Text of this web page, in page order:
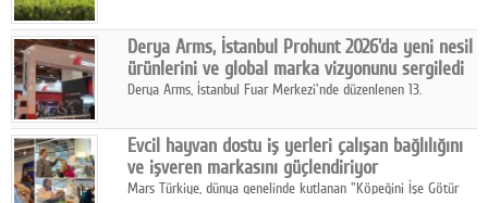
Midilli hattının resmi açılışı gerçekleştirildi.
Derya Arms, İstanbul Prohunt 2026'da yeni nesil
ürünlerini ve global marka vizyonunu sergiledi
Derya Arms, İstanbul Fuar Merkezi'nde düzenlenen 13.
Fuarı'nda sektör profesyonelleri, iş ortakları, bayiler ve son
kullanıcılarla bir araya geldi.
Evcil hayvan dostu iş yerleri çalışan bağlılığını
ve işveren markasını güçlendiriyor
Mars Türkiye, dünya genelinde kutlanan "Köpeğini İşe Götür